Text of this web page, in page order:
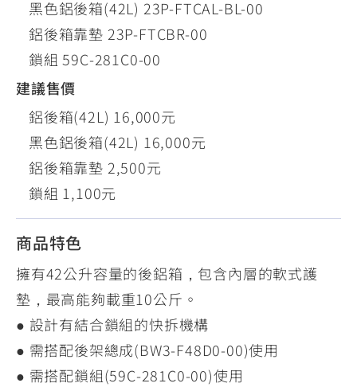
黑色鋁後箱(42L) 23P-FTCAL-BL-00
鋁後箱靠墊 23P-FTCBR-00
鎖組 59C-281C0-00
建議售價
鋁後箱(42L) 16,000元
黑色鋁後箱(42L) 16,000元
鋁後箱靠墊 2,500元
鎖組 1,100元
商品特色
擁有42公升容量的後鋁箱，包含內層的軟式護
墊，最高能夠載重10公斤。
● 設計有結合鎖組的快拆機構
● 需搭配後架總成(BW3-F48D0-00)使用
● 需搭配鎖組(59C-281C0-00)使用